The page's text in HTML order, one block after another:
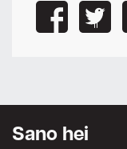
Sano hei